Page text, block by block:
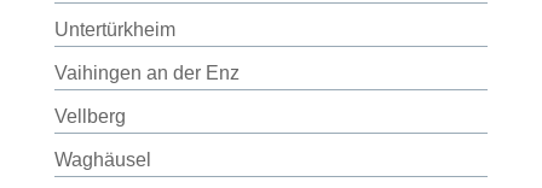
Untertürkheim
Vaihingen an der Enz
Vellberg
Waghäusel